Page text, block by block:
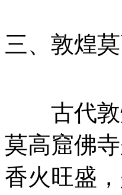
三、敦煌
古代敦
莫高窟佛
香火旺盛